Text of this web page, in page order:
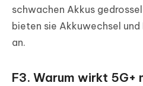
schwachen Akkus
bieten sie Akkuwechsel
an.
F3. Warum wirkt 5G+